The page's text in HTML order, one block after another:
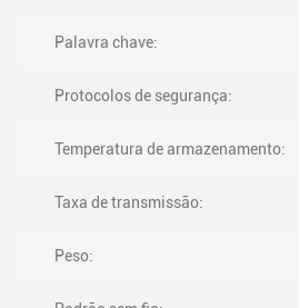
Palavra chave:
Protocolos de segurança:
Temperatura de armazenamento:
Taxa de transmissão:
Peso: